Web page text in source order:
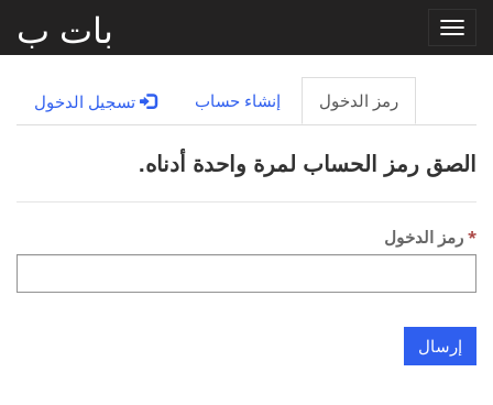
بات ب
Toggle
navigation
تسجيل الدخول إنشاء حساب رمز الدخول
الصق رمز الحساب لمرة واحدة أدناه.
رمز الدخول
إرسال